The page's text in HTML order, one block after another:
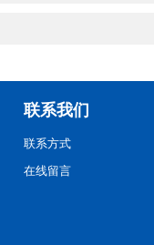
联系我们
联系方式
在线留言